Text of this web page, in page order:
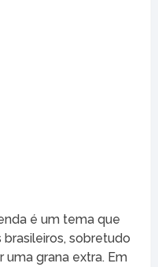
é um tema que
sobretudo
grana extra. Em